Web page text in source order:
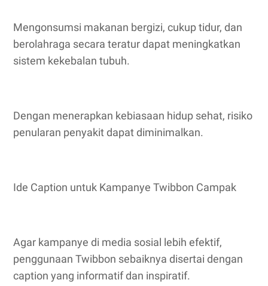
Mengonsumsi makanan bergizi, cukup tidur, dan
berolahraga secara teratur dapat meningkatkan
sistem kekebalan tubuh.
Dengan menerapkan kebiasaan hidup sehat, risiko
penularan penyakit dapat diminimalkan.
Ide Caption untuk Kampanye Twibbon Campak
Agar kampanye di media sosial lebih efektif,
penggunaan Twibbon sebaiknya disertai dengan
caption yang informatif dan inspiratif.